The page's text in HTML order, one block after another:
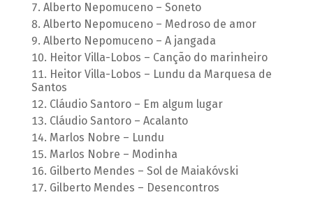
Alberto Nepomuceno – Soneto
Alberto Nepomuceno – Medroso de amor
Alberto Nepomuceno – A jangada
Heitor Villa-Lobos – Canção do marinheiro
Heitor Villa-Lobos – Lundu da Marquesa de
Santos
Cláudio Santoro – Em algum lugar
Cláudio Santoro – Acalanto
Marlos Nobre – Lundu
Marlos Nobre – Modinha
Gilberto Mendes – Sol de Maiakóvski
Gilberto Mendes – Desencontros